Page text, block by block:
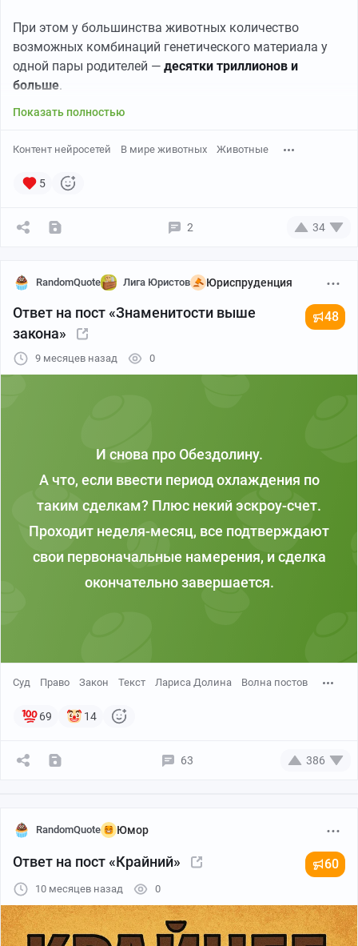
При этом у большинства животных количество
возможных комбинаций генетического материала у
одной пары родителей — десятки триллионов и
больше.
Показать полностью
Контент нейросетей В мире животных Животные
5
2 34
RandomQuote Лига Юристов Юриспруденция
Ответ на пост «Знаменитости выше
закона»
48
9 месяцев назад 0
И снова про Обездолину.
А что, если ввести период охлаждения по
таким сделкам? Плюс некий эскроу-счет.
Проходит неделя-месяц, все подтверждают
свои первоначальные намерения, и сделка
окончательно завершается.
Суд Право Закон Текст Лариса Долина Волна постов
69 14
63 386
RandomQuote Юмор
Ответ на пост «Крайний» 60
10 месяцев назад 0